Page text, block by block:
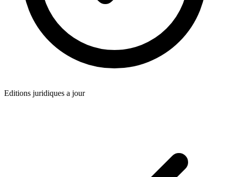
Editions juridiques a jour